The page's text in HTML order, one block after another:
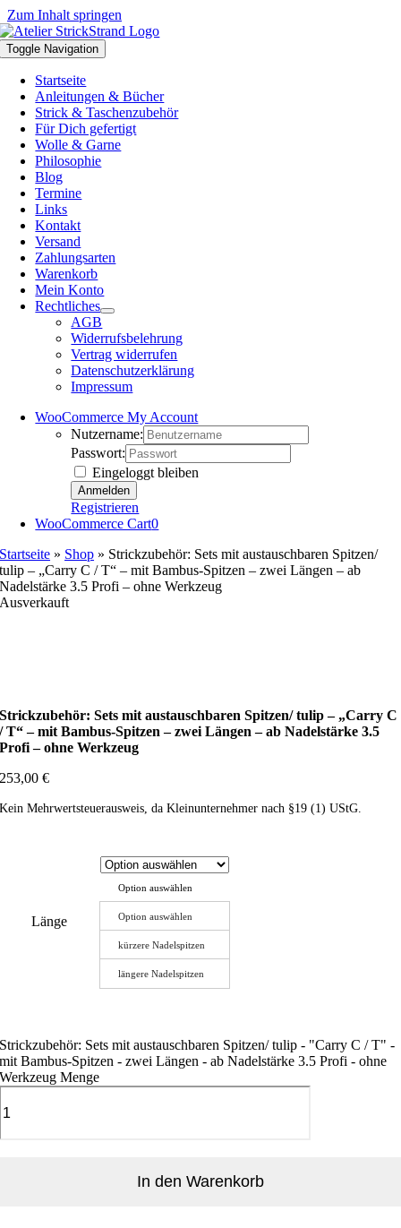
Zum Inhalt springen
Toggle Navigation
Startseite
Anleitungen & Bücher
Strick & Taschenzubehör
Für Dich gefertigt
Wolle & Garne
Philosophie
Blog
Termine
Links
Kontakt
Versand
Zahlungsarten
Warenkorb
Mein Konto
Rechtliches
AGB
Widerrufsbelehrung
Vertrag widerrufen
Datenschutzerklärung
Impressum
WooCommerce My Account
Nutzername:
Passwort:
Eingeloggt bleiben
Registrieren
WooCommerce Cart0
Startseite » Shop » Strickzubehör: Sets mit austauschbaren Spitzen/
tulip – „Carry C / T“ – mit Bambus-Spitzen – zwei Längen – ab
Nadelstärke 3.5 Profi – ohne Werkzeug
Ausverkauft
Strickzubehör: Sets mit austauschbaren Spitzen/ tulip – „Carry C
/ T“ – mit Bambus-Spitzen – zwei Längen – ab Nadelstärke 3.5
Profi – ohne Werkzeug
253,00€
Kein Mehrwertsteuerausweis, da Kleinunternehmer nach §19 (1) UStG.
Länge
Option auswählen
Option auswählen
kürzere Nadelspitzen
längere Nadelspitzen
Strickzubehör: Sets mit austauschbaren Spitzen/ tulip - "Carry C / T" -
mit Bambus-Spitzen - zwei Längen - ab Nadelstärke 3.5 Profi - ohne
Werkzeug Menge
In den Warenkorb